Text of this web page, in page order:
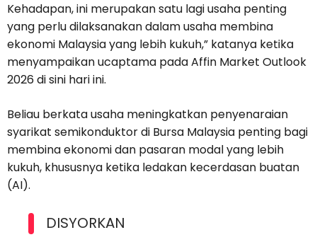
Kehadapan, ini merupakan satu lagi usaha penting
yang perlu dilaksanakan dalam usaha membina
ekonomi Malaysia yang lebih kukuh,” katanya ketika
menyampaikan ucaptama pada Affin Market Outlook
2026 di sini hari ini.
Beliau berkata usaha meningkatkan penyenaraian
syarikat semikonduktor di Bursa Malaysia penting bagi
membina ekonomi dan pasaran modal yang lebih
kukuh, khususnya ketika ledakan kecerdasan buatan
(AI).
DISYORKAN